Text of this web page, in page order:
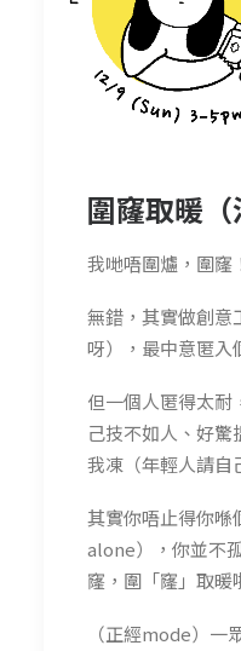
圍窿取暖（
我哋唔圍爐，圍窿
無錯，其實做創意
呀），最中意匿入
但一個人匿得太耐
己技不如人、好驚
我凍（年輕人請自
其實你唔止得你喺
alone），你並不
窿，圍「窿」取暖
（正經mode）一